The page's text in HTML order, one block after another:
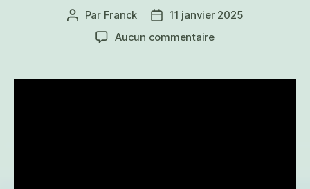
Auteur
l’article
Par Franck
Date11 janvier 2025
Aucun commentairesur